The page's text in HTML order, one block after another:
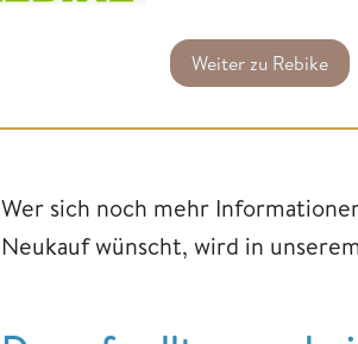
Weiter zu Rebike
Wer sich noch mehr
Neukauf wünscht, wird in